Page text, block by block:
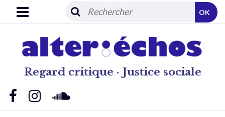
Regard critique · Justice sociale
OK